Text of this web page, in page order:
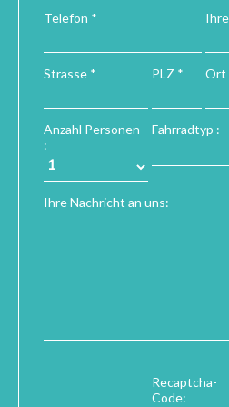
Telefon *
Strasse * PLZ * Ort
Anzahl Personen
:
Fahrradtyp :
Ihre Nachricht an uns:
Recaptcha-
Code: